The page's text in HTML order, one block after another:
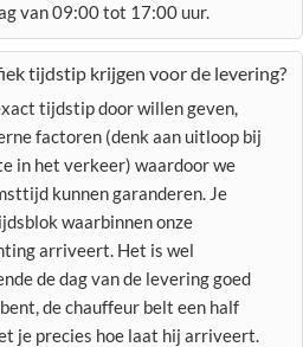
van 09:00 tot 17:00 uur.
tijdstip krijgen voor de levering?
tijdstip door willen geven,
factoren (denk aan uitloop bij
in het verkeer) waardoor we
kunnen garanderen. Je
waarbinnen onze
arriveert. Het is wel
de dag van de levering goed
de chauffeur belt een half
je precies hoe laat hij arriveert.